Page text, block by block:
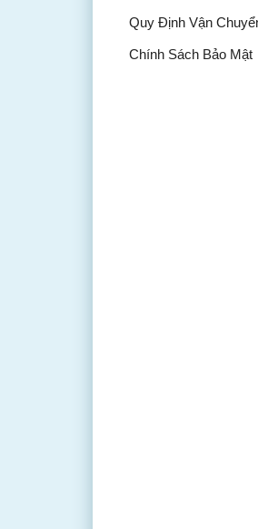
Quy Định Vận
Chính Sách Bảo Mật